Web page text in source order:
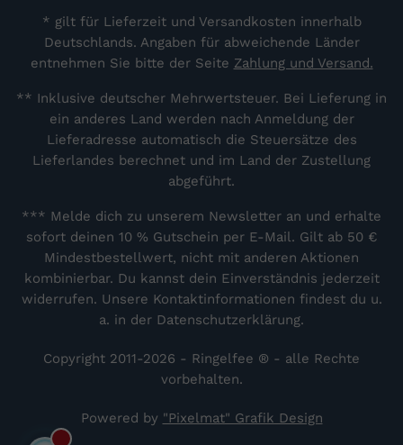
* gilt für Lieferzeit und Versandkosten innerhalb
Deutschlands. Angaben für abweichende Länder
entnehmen Sie bitte der Seite Zahlung und Versand.
** Inklusive deutscher Mehrwertsteuer. Bei Lieferung in
ein anderes Land werden nach Anmeldung der
Lieferadresse automatisch die Steuersätze des
Lieferlandes berechnet und im Land der Zustellung
abgeführt.
*** Melde dich zu unserem Newsletter an und erhalte
sofort deinen 10 % Gutschein per E-Mail. Gilt ab 50 €
Mindestbestellwert, nicht mit anderen Aktionen
kombinierbar. Du kannst dein Einverständnis jederzeit
widerrufen. Unsere Kontaktinformationen findest du u.
a. in der Datenschutzerklärung.
Copyright 2011-2026 - Ringelfee ® - alle Rechte
vorbehalten.
Powered by "Pixelmat" Grafik Design